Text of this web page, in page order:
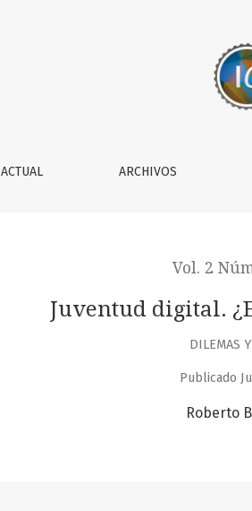
ACTUAL ARCHIVOS
Vol. 2
Juventud digital.
DILEMAS
Publicado
Roberto